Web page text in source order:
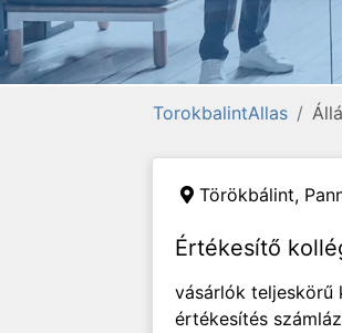
TorokbalintAllas
Törökbálint,
Értékesítő
vásárlók teljeskörű
értékesítés